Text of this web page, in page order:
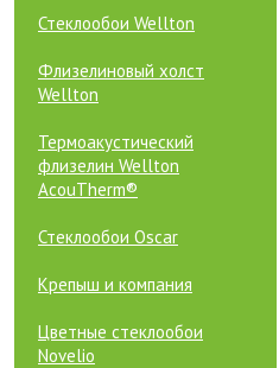
Стеклообои Wellton
Флизелиновый холст
Wellton
Термоакустический
флизелин Wellton
AcouTherm®
Стеклообои Oscar
Крепыш и компания
Цветные стеклообои
Novelio